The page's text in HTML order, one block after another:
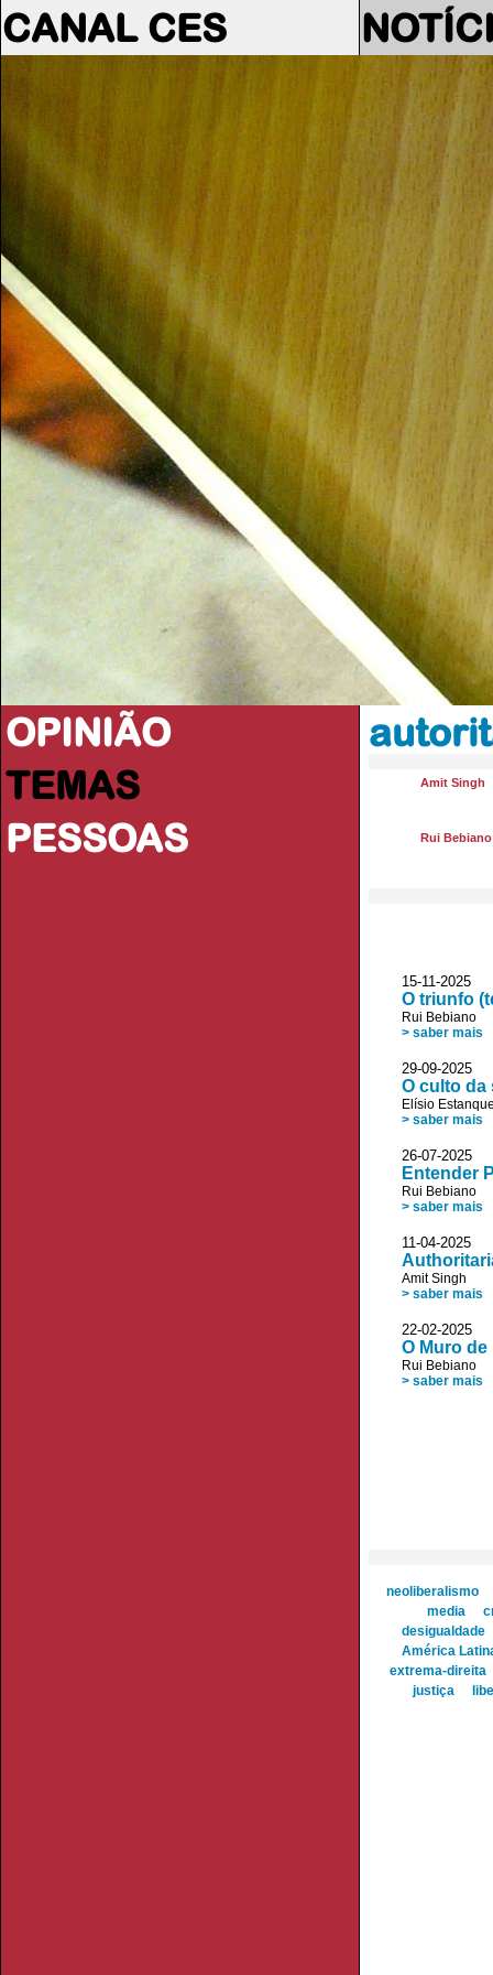
CANAL CES
OPINIÃO
TEMAS
PESSOAS
Amit Singh
Rui Bebiano
15-11-
O triunfo
Rui Bebiano
> saber mais
29-09-
O culto da
Elísio
> saber mais
26-07-
Entender
Rui Bebiano
> saber mais
11-04-2025
Amit Singh
> saber mais
22-02-
O Muro
Rui Bebiano
> saber mais
neoliberalismo
media
desigualdade
América
extrema-direita
justiça